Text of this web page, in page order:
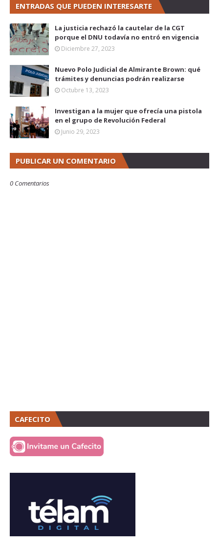
ENTRADAS QUE PUEDEN INTERESARTE
La justicia rechazó la cautelar de la CGT
porque el DNU todavía no entró en vigencia
Diciembre 27, 2023
Nuevo Polo Judicial de Almirante Brown: qué
trámites y denuncias podrán realizarse
Octubre 13, 2023
Investigan a la mujer que ofrecía una pistola
en el grupo de Revolución Federal
Junio 29, 2023
PUBLICAR UN COMENTARIO
0 Comentarios
CAFECITO